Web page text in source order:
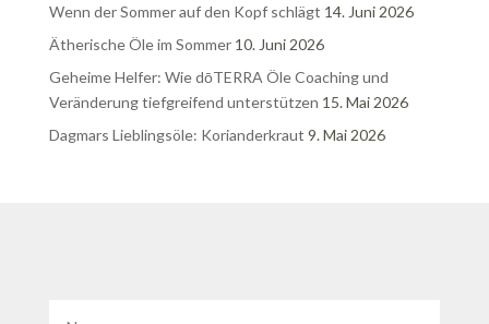
Wenn der Sommer auf den Kopf schlägt 14. Juni 2026
Ätherische Öle im Sommer 10. Juni 2026
Geheime Helfer: Wie dōTERRA Öle Coaching und
Veränderung tiefgreifend unterstützen 15. Mai 2026
Dagmars Lieblingsöle: Korianderkraut 9. Mai 2026